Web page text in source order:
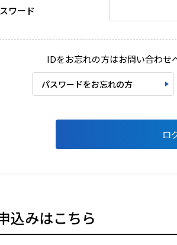
ワード
IDをお忘れの方はお問い合わせ
パスワードをお忘れの方
ロ
込みはこちら